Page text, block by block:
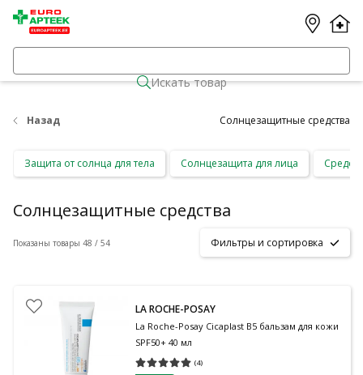
Искать товар
Назад Солнцезащитные средства
Защита от солнца для тела Солнцезащита для лица
Солнцезащитные средства
Показаны товары 48 / 54 Фильтры и сортировка
LA ROCHE-POSAY
La Roche-Posay Cicaplast B5 бальзам для кожи
SPF50+ 40 мл
(4)
Средняя оценка 5.00